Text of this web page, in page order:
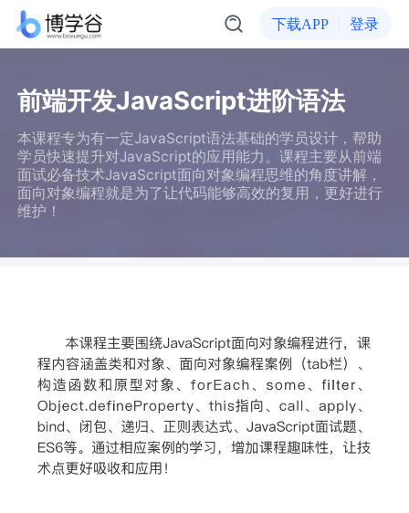
下载APP 登录
前端开发JavaScript进阶语法
本课程专为有一定JavaScript语法基础的学员设计，帮助
学员快速提升对JavaScript的应用能力。课程主要从前端
面试必备技术JavaScript面向对象编程思维的角度讲解，
面向对象编程就是为了让代码能够高效的复用，更好进行
维护！